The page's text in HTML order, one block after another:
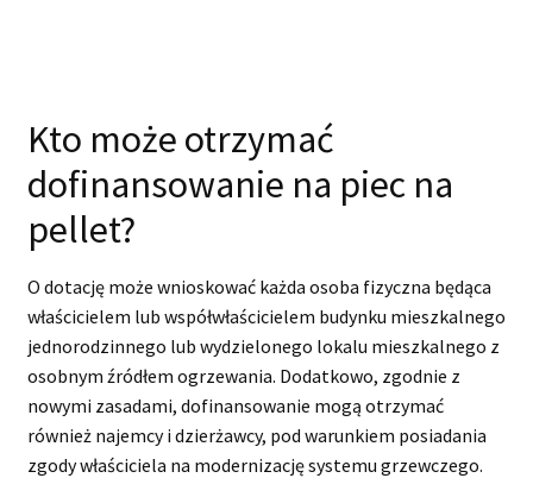
Kto może otrzymać
dofinansowanie na piec na
pellet?
O dotację może wnioskować każda osoba fizyczna będąca
właścicielem lub współwłaścicielem budynku mieszkalnego
jednorodzinnego lub wydzielonego lokalu mieszkalnego z
osobnym źródłem ogrzewania. Dodatkowo, zgodnie z
nowymi zasadami, dofinansowanie mogą otrzymać
również najemcy i dzierżawcy, pod warunkiem posiadania
zgody właściciela na modernizację systemu grzewczego.